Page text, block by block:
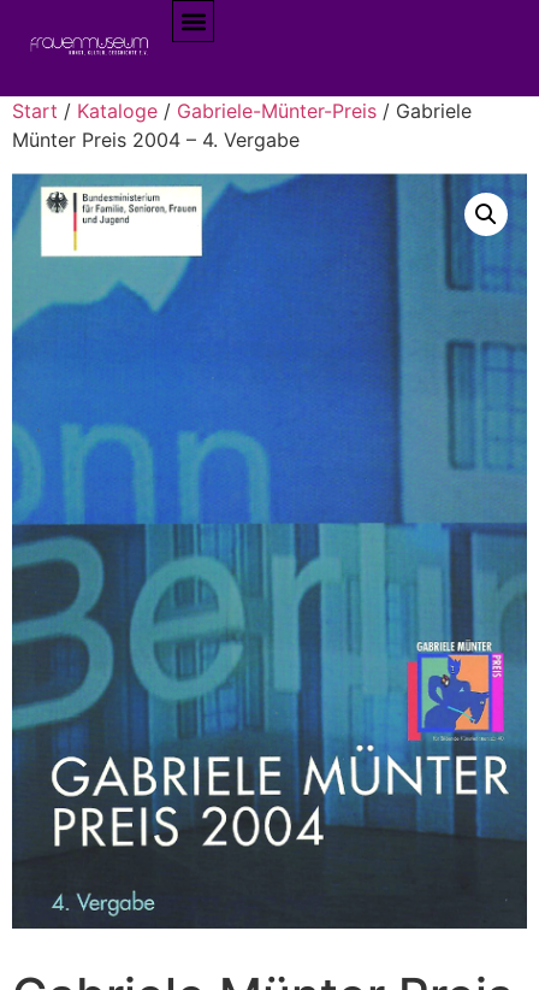
Start / Kataloge / Gabriele-Münter-Preis / Gabriele
Münter Preis 2004 – 4. Vergabe